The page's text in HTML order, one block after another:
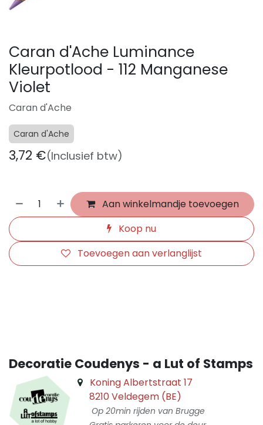
Caran d'Ache Luminance
Kleurpotlood - 112 Manganese
Violet
Caran d'Ache
Caran d'Ache
3,72 €(Inclusief btw)
Aan winkelmandje toevoegen
Koop nu
Toevoegen aan verlanglijst
Decoratie Coudenys - a Lut of Stamps
Koning Albertstraat 17
8210 Veldegem (BE)
Op 20min rijden van Brugge